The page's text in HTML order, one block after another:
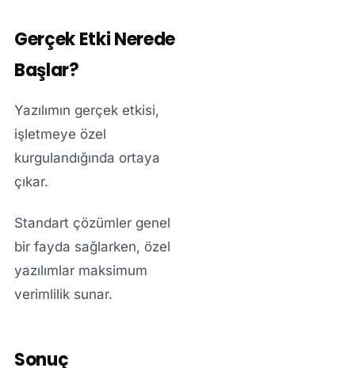
Gerçek Etki Nerede
Başlar?
Yazılımın gerçek etkisi,
işletmeye özel
kurgulandığında ortaya
çıkar.
Standart çözümler genel
bir fayda sağlarken, özel
yazılımlar maksimum
verimlilik sunar.
Sonuç